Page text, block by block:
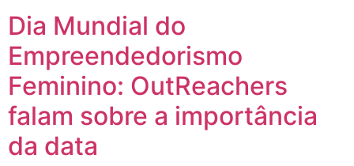
Dia Mundial do
Empreendedorismo
Feminino: OutReachers
falam sobre a importância
da data